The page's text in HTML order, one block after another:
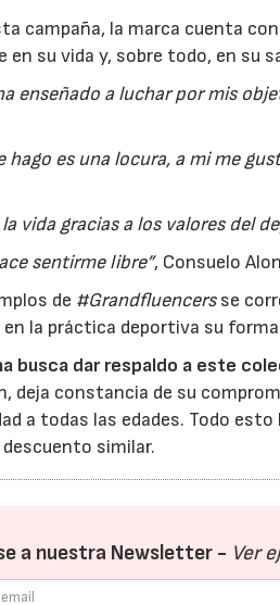
campaña, la marca cuenta
en su vida y, sobre todo, en su
enseñado a luchar por mis
hago es una locura, a mi me
vida gracias a los valores del
sentirme libre”, Consuelo
de #Grandfluencersse
la práctica deportiva su forma
busca dar respaldo a este
deja constancia de su
a todas las edades. Todo
similar.
a nuestra Newsletter - Ver